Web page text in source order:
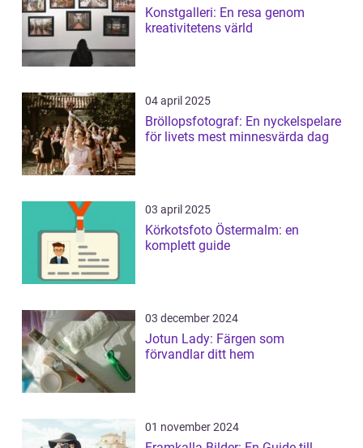
Konstgalleri: En resa genom
kreativitetens värld
04 april 2025
Bröllopsfotograf: En nyckelspelare
för livets mest minnesvärda dag
03 april 2025
Körkotsfoto Östermalm: en
komplett guide
03 december 2024
Jotun Lady: Färgen som
förvandlar ditt hem
01 november 2024